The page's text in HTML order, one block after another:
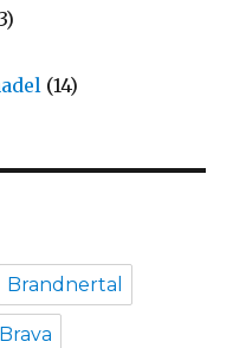
(14)
Brandnertal